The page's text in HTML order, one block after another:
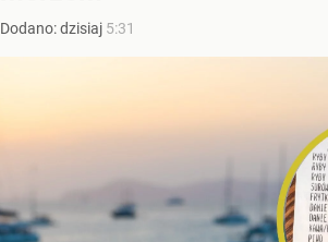
Dodano:dzisiaj 5:31